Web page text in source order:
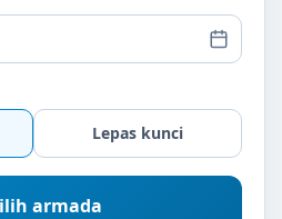
Lepas kunci
armada